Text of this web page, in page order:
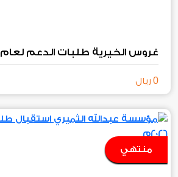
غروس الخيرية طلبات الدعم لعام
0 ريال
منتهي